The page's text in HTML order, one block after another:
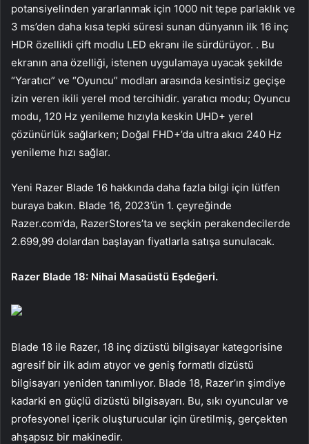
potansiyelinden yararlanmak için 1000 nit tepe parlaklık ve
3 ms’den daha kısa tepki süresi sunan dünyanın ilk 16 inç
HDR özellikli çift modlu LED ekranı ile sürdürüyor. . Bu
ekranın ana özelliği, istenen uygulamaya uyacak şekilde
“Yaratıcı” ve “Oyuncu” modları arasında kesintisiz geçişe
izin veren ikili yerel mod tercihidir. yaratıcı modu; Oyuncu
modu, 120 Hz yenileme hızıyla keskin UHD+ yerel
çözünürlük sağlarken; Doğal FHD+’da ultra akıcı 240 Hz
yenileme hızı sağlar.
Yeni Razer Blade 16 hakkında daha fazla bilgi için lütfen
buraya bakın. Blade 16, 2023’ün 1. çeyreğinde
Razer.com’da, RazerStores’ta ve seçkin perakendecilerde
2.699,99 dolardan başlayan fiyatlarla satışa sunulacak.
Razer Blade 18: Nihai Masaüstü Eşdeğeri.
Blade 18 ile Razer, 18 inç dizüstü bilgisayar kategorisine
agresif bir ilk adım atıyor ve geniş formatlı dizüstü
bilgisayarı yeniden tanımlıyor. Blade 18, Razer’ın şimdiye
kadarki en güçlü dizüstü bilgisayarı. Bu, sıkı oyuncular ve
profesyonel içerik oluşturucular için üretilmiş, gerçekten
ahşapsız bir makinedir.